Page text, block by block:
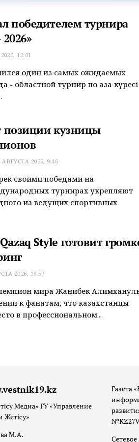
победителем турнира
12:01
один из самых ожидаемых
- областной турнир по қазақ күресі
позиции кузницы
АВГУСТА 2026, 9:46
своими победами на
турнирах укрепляют
из ведущих спортивных
Style готовит
2026, 16:57
мира Жанибек
к фанатам, что казахстанцы
в профессиональном...
Медиа» ГУ «Управление
Жетісу»
М.А.
Газета